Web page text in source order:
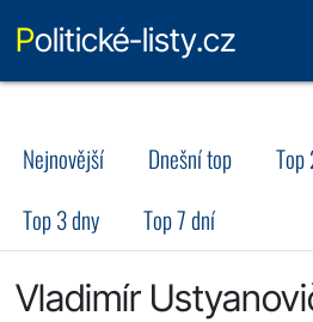
Politické-listy.cz
Nejnovější Dnešní top Top
Top 3 dny
Top 7 dní
Vladimír